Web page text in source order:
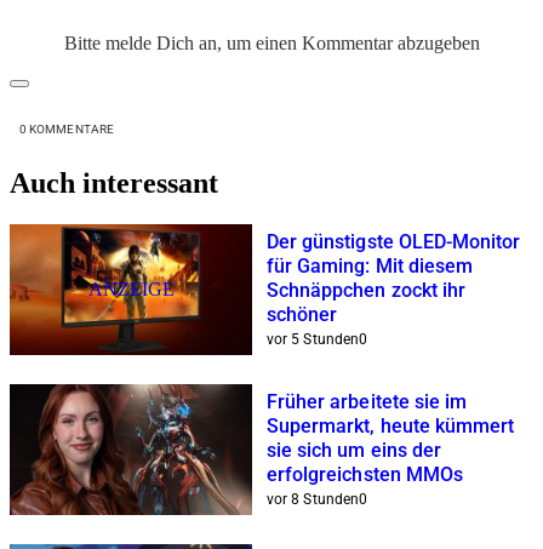
Bitte melde Dich an, um einen Kommentar abzugeben
0 KOMMENTARE
Auch interessant
ANZEIGE
Der günstigste OLED-Monitor
für Gaming: Mit diesem
Schnäppchen zockt ihr
schöner
vor 5 Stunden0
Früher arbeitete sie im
Supermarkt, heute kümmert
sie sich um eins der
erfolgreichsten MMOs
vor 8 Stunden0